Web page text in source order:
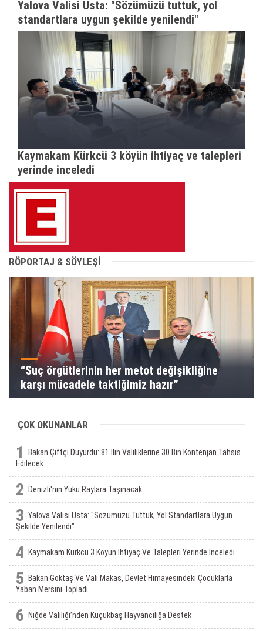
Yalova Valisi Usta: "Sözümüzü tuttuk, yol
standartlara uygun şekilde yenilendi"
Kaymakam Kürkcü 3 köyün ihtiyaç ve talepleri
yerinde inceledi
RÖPORTAJ & SÖYLEŞİ
“Suç örgütlerinin her metot değişikliğine
karşı mücadele taktiğimiz hazır”
ÇOK OKUNANLAR
1
Bakan Çiftçi Duyurdu: 81 Ilin Valiliklerine 30 Bin Kontenjan Tahsis
Edilecek
2 Denizli'nin Yükü Raylara Taşınacak
3 Yalova Valisi Usta: "Sözümüzü Tuttuk, Yol Standartlara Uygun
Şekilde Yenilendi"
4 Kaymakam Kürkcü 3 Köyün Ihtiyaç Ve Talepleri Yerinde Inceledi
5
Bakan Göktaş Ve Vali Makas, Devlet Himayesindeki Çocuklarla
Yaban Mersini Topladı
6 Niğde Valiliği’nden Küçükbaş Hayvancılığa Destek